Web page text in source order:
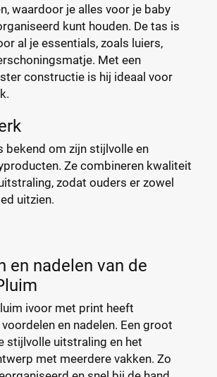
waardoor je alles voor je baby
kunt houden. De tas is
al je essentials, zoals luiers,
Met een
constructie is hij ideaal voor
bekend om zijn stijlvolle en
Ze combineren kwaliteit
zodat ouders er zowel
uitzien.
en nadelen van de
ivoor met print heeft
en nadelen. Een groot
stijlvolle uitstraling en het
met meerdere vakken. Zo